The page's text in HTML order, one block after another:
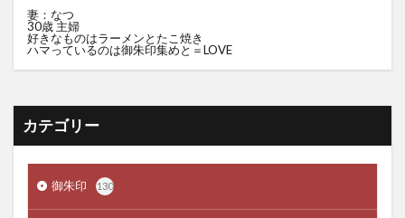
妻：なつ
30歳 主婦
好きなものはラーメンとたこ焼き
ハマっているのは御朱印集めと＝LOVE
カテゴリー
御朱印 130